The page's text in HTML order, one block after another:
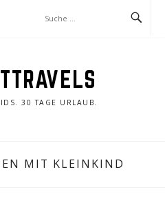
30 TAGE URLAUB.
MIT KLEINKIND